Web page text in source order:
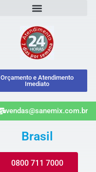
Orçamento e Atendimento
Imediato
vendas@sanemix.com.br
Brasil
0800 711 7000